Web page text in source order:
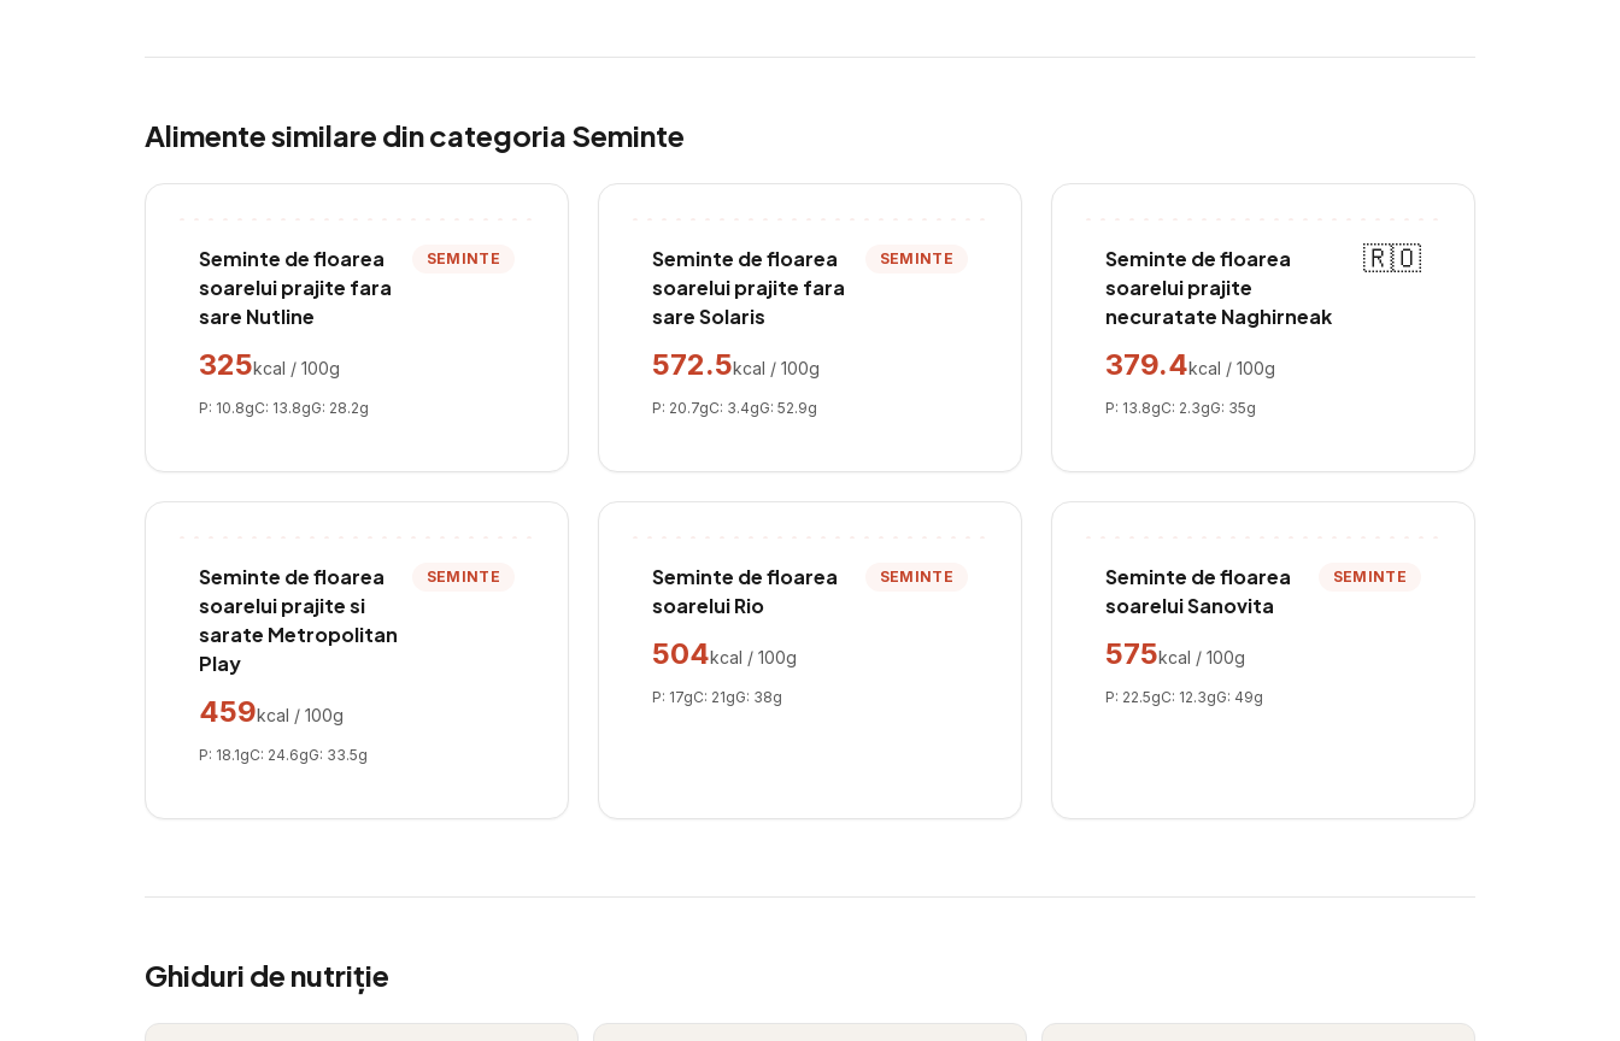
Alimente similare din categoria Seminte
Seminte de floarea
soarelui prajite fara
sare Nutline
SEMINTE
325kcal / 100g
P: 10.8gC: 13.8gG: 28.2g
Seminte de floarea
soarelui prajite fara
sare Solaris
SEMINTE
572.5kcal / 100g
P: 20.7gC: 3.4gG: 52.9g
Seminte de floarea
soarelui prajite
necuratate Naghirneak
🇷🇴
379.4kcal / 100g
P: 13.8gC: 2.3gG: 35g
Seminte de floarea
soarelui prajite si
sarate Metropolitan
Play
SEMINTE
459kcal / 100g
P: 18.1gC: 24.6gG: 33.5g
Seminte de floarea
soarelui Rio
SEMINTE
504kcal / 100g
P: 17gC: 21gG: 38g
Seminte de floarea
soarelui Sanovita
SEMINTE
575kcal / 100g
P: 22.5gC: 12.3gG: 49g
Ghiduri de nutriție